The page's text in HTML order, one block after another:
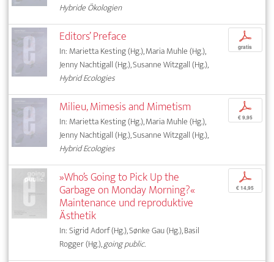
Hybride Ökologien
Editors’ Preface
In: Marietta Kesting (Hg.), Maria Muhle (Hg.),
Jenny Nachtigall (Hg.), Susanne Witzgall (Hg.),
Hybrid Ecologies
p
gratis
Milieu, Mimesis and Mimetism
In: Marietta Kesting (Hg.), Maria Muhle (Hg.),
Jenny Nachtigall (Hg.), Susanne Witzgall (Hg.),
Hybrid Ecologies
p
€ 9,95
»Who’s Going to Pick Up the
Garbage on Monday Morning?«
Maintenance und reproduktive
Ästhetik
In: Sigrid Adorf (Hg.), Sønke Gau (Hg.), Basil
Rogger (Hg.),going public.
p
€ 14,95